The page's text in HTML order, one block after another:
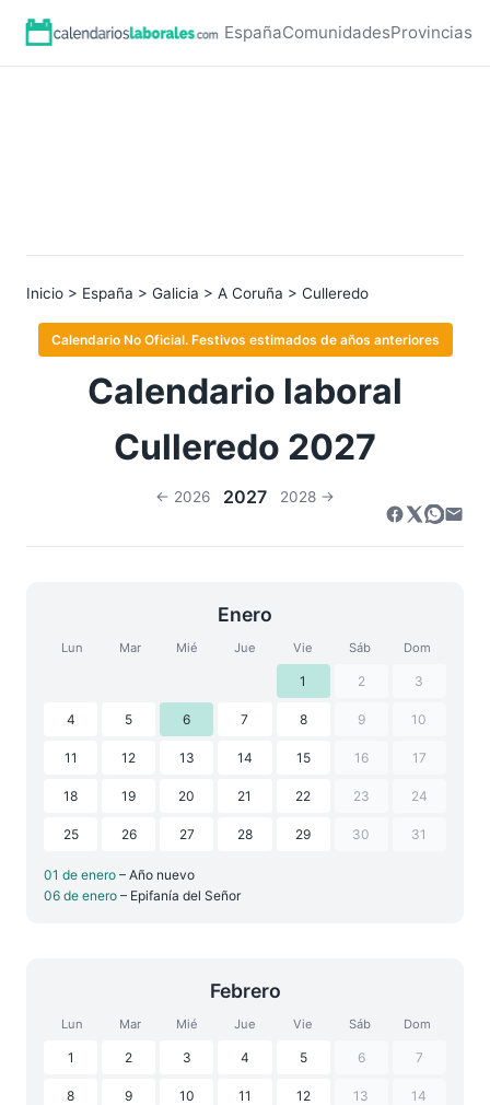
EspañaComunidadesProvincias
Inicio > España > Galicia > A Coruña > Culleredo
Calendario No Oficial. Festivos estimados de años anteriores
Calendario laboral
Culleredo 2027
← 2026 2027 2028 →
Enero
Lun Mar Mié Jue Vie Sáb Dom
1 2 3
4 5 6 7 8 9 10
11 12 13 14 15 16 17
18 19 20 21 22 23 24
25 26 27 28 29 30 31
01 de enero – Año nuevo
06 de enero – Epifanía del Señor
Febrero
Lun Mar Mié Jue Vie Sáb Dom
1 2 3 4 5 6 7
8 9 10 11 12 13 14